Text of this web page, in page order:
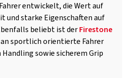
entwickelt, die Wert auf
und starke Eigenschaften auf
beliebt ist derFirestone
an sportlich orientierte Fahrer
sowie sicherem Grip